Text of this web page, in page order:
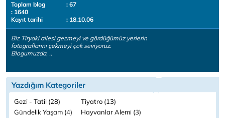
Toplam blog
: 67
: 1640
Kayıt tarihi
: 18.10.06
Biz Tiryaki ailesi gezmeyi ve gördüğümüz yerlerin
fotograflarını çekmeyi çok seviyoruz.
Blogumuzda, ..
Yazdığım Kategoriler
Gezi - Tatil (28)
Tiyatro (13)
Gündelik Yaşam (4)
Hayvanlar Alemi (3)